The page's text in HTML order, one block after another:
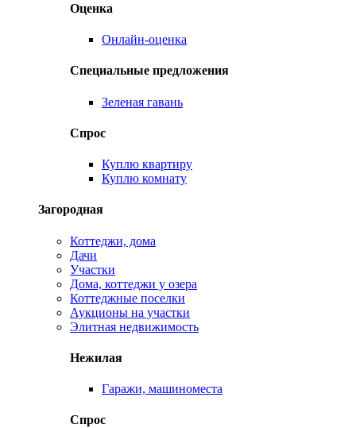
Оценка
Онлайн-оценка
Специальные предложения
Зеленая гавань
Спрос
Куплю квартиру
Куплю комнату
Загородная
Коттеджи, дома
Дачи
Участки
Дома, коттеджи у озера
Коттеджные поселки
Аукционы на участки
Элитная недвижимость
Нежилая
Гаражи, машиноместа
Спрос